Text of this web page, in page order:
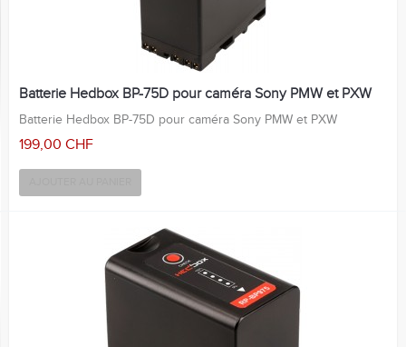
Batterie Hedbox BP-75D pour caméra Sony PMW et PXW
Batterie Hedbox BP-75D pour caméra Sony PMW et PXW
199,00 CHF